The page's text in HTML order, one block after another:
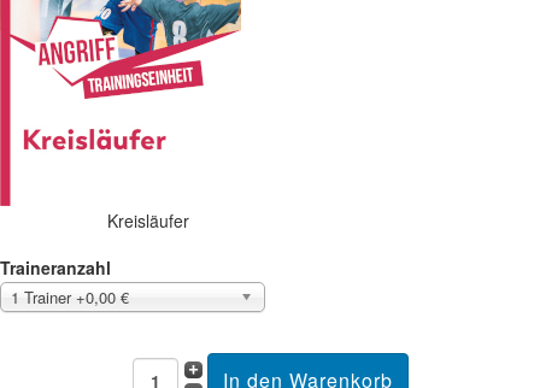
Kreisläufer
Traineranzahl
1 Trainer +0,00 €